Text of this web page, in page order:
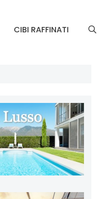
CIBI RAFFINATI